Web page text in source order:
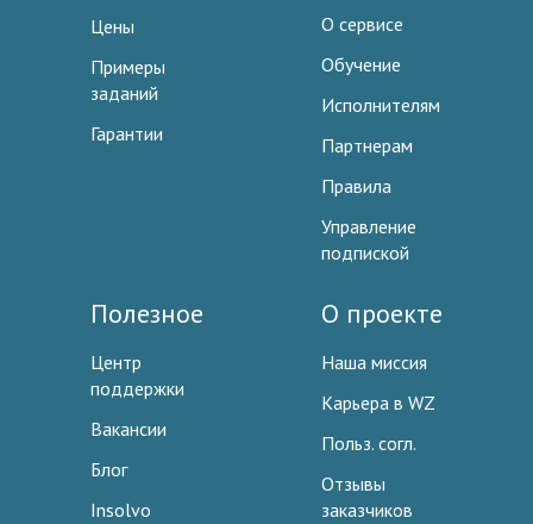
Цены
Примеры
заданий
Гарантии
О сервисе
Обучение
Исполнителям
Партнерам
Правила
Управление
подпиской
Полезное
Центр
поддержки
Вакансии
Блог
Insolvo
О проекте
Наша миссия
Карьера в WZ
Польз. согл.
Отзывы
заказчиков